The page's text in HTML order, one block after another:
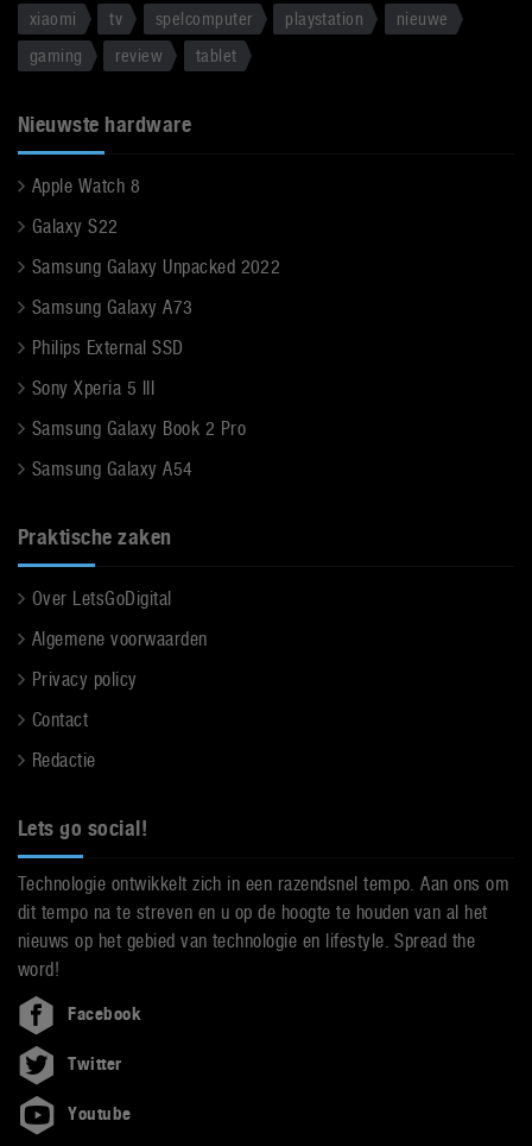
xiaomi
tv spelcomputer playstation
nieuwe
gaming
review tablet
Nieuwste hardware
Apple Watch 8
Galaxy S22
Samsung Galaxy Unpacked 2022
Samsung Galaxy A73
Philips External SSD
Sony Xperia 5 III
Samsung Galaxy Book 2 Pro
Samsung Galaxy A54
Praktische zaken
Over LetsGoDigital
Algemene voorwaarden
Privacy policy
Contact
Redactie
Lets go social!
Technologie ontwikkelt zich in een razendsnel tempo. Aan ons om
dit tempo na te streven en u op de hoogte te houden van al het
nieuws op het gebied van technologie en lifestyle. Spread the
word!
Facebook
Twitter
Youtube